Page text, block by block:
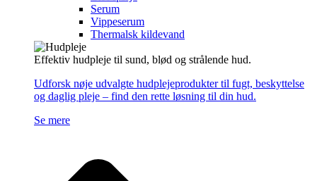
Serum
Vippeserum
Thermalsk kildevand
Effektiv hudpleje til sund, blød og strålende hud.
Udforsk nøje udvalgte hudplejeprodukter til fugt, beskyttelse
og daglig pleje – find den rette løsning til din hud.
Se mere